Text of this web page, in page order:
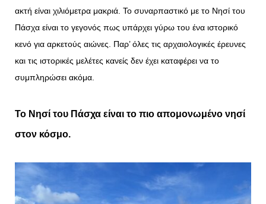
ακτή είναι χιλιόμετρα μακριά. Το συναρπαστικό με το Νησί του
Πάσχα είναι το γεγονός πως υπάρχει γύρω του ένα ιστορικό
κενό για αρκετούς αιώνες. Παρ’ όλες τις αρχαιολογικές έρευνες
και τις ιστορικές μελέτες κανείς δεν έχει καταφέρει να το
συμπληρώσει ακόμα.
Το Νησί του Πάσχα είναι το πιο απομονωμένο νησί
στον κόσμο.